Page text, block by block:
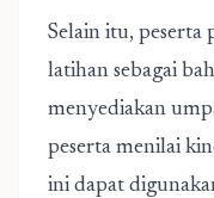
Selain itu, peserta
latihan sebagai
menyediakan
peserta menilai
ini dapat